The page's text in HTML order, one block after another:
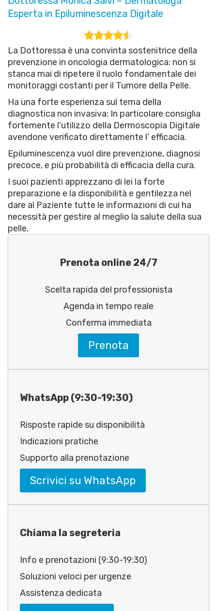
Esperta in Epiluminescenza Digitale
La Dottoressa è una convinta sostenitrice della
prevenzione in oncologia dermatologica: non si
stanca mai di ripetere il ruolo fondamentale dei
monitoraggi costanti per il Tumore della Pelle.
Ha una forte esperienza sul tema della
diagnostica non invasiva: In particolare consiglia
fortemente l’utilizzo della Dermoscopia Digitale
avendone verificato direttamente l’ efficacia.
Epiluminescenza vuol dire prevenzione, diagnosi
precoce, e più probabilità di efficacia della cura.
I suoi pazienti apprezzano di lei la forte
preparazione e la disponibilità e gentilezza nel
dare al Paziente tutte le informazioni di cui ha
necessità per gestire al meglio la salute della sua
pelle.
Prenota online 24/7
Scelta rapida del professionista
Agenda in tempo reale
Conferma immediata
Prenota
WhatsApp (9:30-19:30)
Risposte rapide su disponibilità
Indicazioni pratiche
Supporto alla prenotazione
Scrivici su WhatsApp
Chiama la segreteria
Info e prenotazioni (9:30-19:30)
Soluzioni veloci per urgenze
Assistenza dedicata